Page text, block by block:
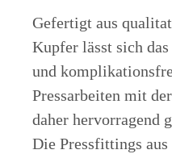
Gefertigt aus
Kupfer lässt sich
und
Pressarbeiten mit
daher hervorragend
Die Pressfittings